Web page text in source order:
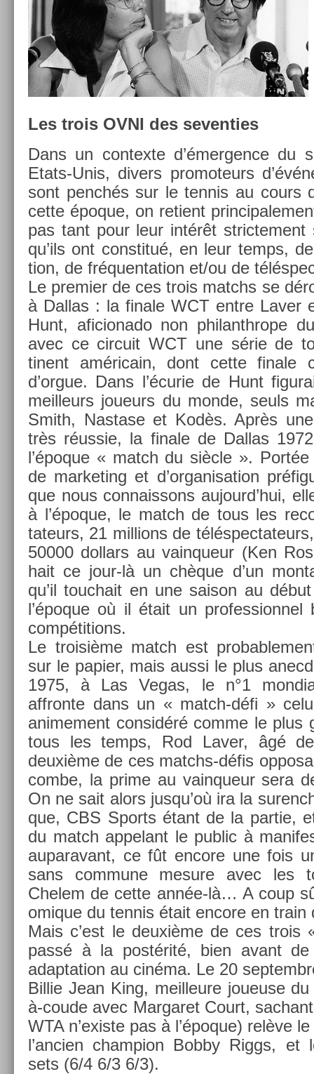
Les trois OVNI des sevent­ies
Dans un con­tex­te d’émerg­ence du
Etats-Unis, di­v­ers pro­moteurs
sont penchés sur le ten­nis au cours
cette époque, on re­tient
pas tant pour leur intérêt stric­te­ment
qu’ils ont con­stitué, en leur temps,
tion, de fréquen­ta­tion et/ou de
Le pre­mi­er de ces trois matchs se
à Dal­las : la fin­ale WCT entre Laver
Hunt, aficionado non philanthrope
avec ce cir­cuit WCT une série de
tinent américain, dont cette fin­ale
d’orgue. Dans l’écurie de Hunt
meil­leurs joueurs du monde, seuls
Smith, Nas­tase et Kodès. Après
très réussie, la fin­ale de Dal­las
l’époque « match du siècle ».
de mar­ket­ing et d’or­ganisa­tion
que nous con­nais­sons aujourd’hui,
à l’époque, le match de tous les
tateurs, 21 mill­ions de
50000 dol­lars au vain­queur (Ken
hait ce jour-là un chèque d’un
qu’il touc­hait en une saison au
l’époque où il était un pro­fes­sion­nel
com­péti­tions.
Le troisiè­me match est
sur le papi­er, mais aussi le plus
1975, à Las Vegas, le n°1
affron­te dans un « match-défi »
anime­ment con­sidéré comme le plus
tous les temps, Rod Laver, âgé
deuxième de ces matchs-défis
combe, la prime au vain­queur sera
On ne sait alors jusqu’où ira la
que, CBS Sports étant de la par­tie,
du match ap­pelant le pub­lic à
auparavant, ce fût en­core une fois
sans com­mune mesure avec les
Chelem de cette année-là… A coup
omique du ten­nis était en­core en train
Mais c’est le deuxième de ces trois
passé à la postérité, bien avant de
adap­ta­tion au cinéma. Le 20
Bi­llie Jean King, meil­leure joueuse
à-coude avec Mar­garet Court,
WTA n’exis­te pas à l’époque) relève
l’an­ci­en champ­ion Bobby Riggs,
sets (6/4 6/3 6/3).